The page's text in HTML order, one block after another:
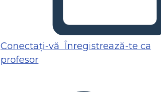
Conectați-vă Înregistrează-te ca
profesor